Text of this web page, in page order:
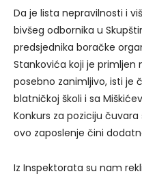
Da je lista nepravilnosti i
bivšeg odbornika u
predsjednika boračke
Stankovića koji je primljen
posebno zanimljivo, isti je
blatničkoj školi i sa
Konkurs za poziciju
ovo zaposlenje čini
Iz Inspektorata su nam